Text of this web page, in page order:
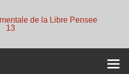
dieu ni maitre